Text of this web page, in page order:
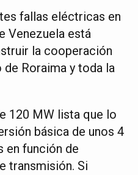
fallas eléctricas en
Venezuela está
la cooperación
Roraima y toda la
120 MW lista que lo
básica de unos 4
en función de
transmisión. Si